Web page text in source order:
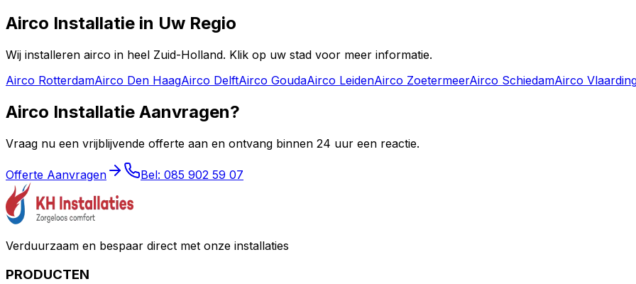
Airco Installatie in Uw Regio
Wij installeren airco in heel Zuid-Holland. Klik op uw stad voor meer informatie.
Airco RotterdamAirco Den HaagAirco DelftAirco GoudaAirco LeidenAirco ZoetermeerAirco SchiedamAirco
Airco Installatie Aanvragen?
Vraag nu een vrijblijvende offerte aan en ontvang binnen 24 uur een reactie.
Offerte Aanvragen Bel: 085 902 59 07
Verduurzaam en bespaar direct met onze installaties
PRODUCTEN